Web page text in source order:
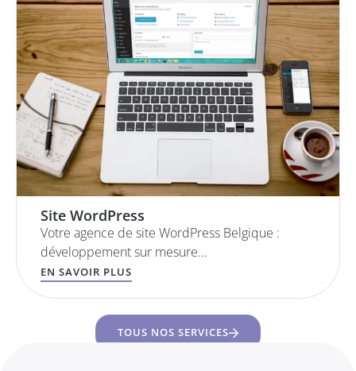
Site WordPress
Votre agence de site WordPress Belgique :
développement sur mesure…
EN SAVOIR PLUS
TOUS NOS SERVICES